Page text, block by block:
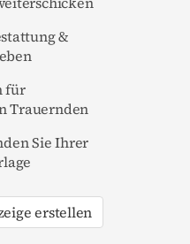
&
für
Trauernden
Sie Ihrer
erstellen